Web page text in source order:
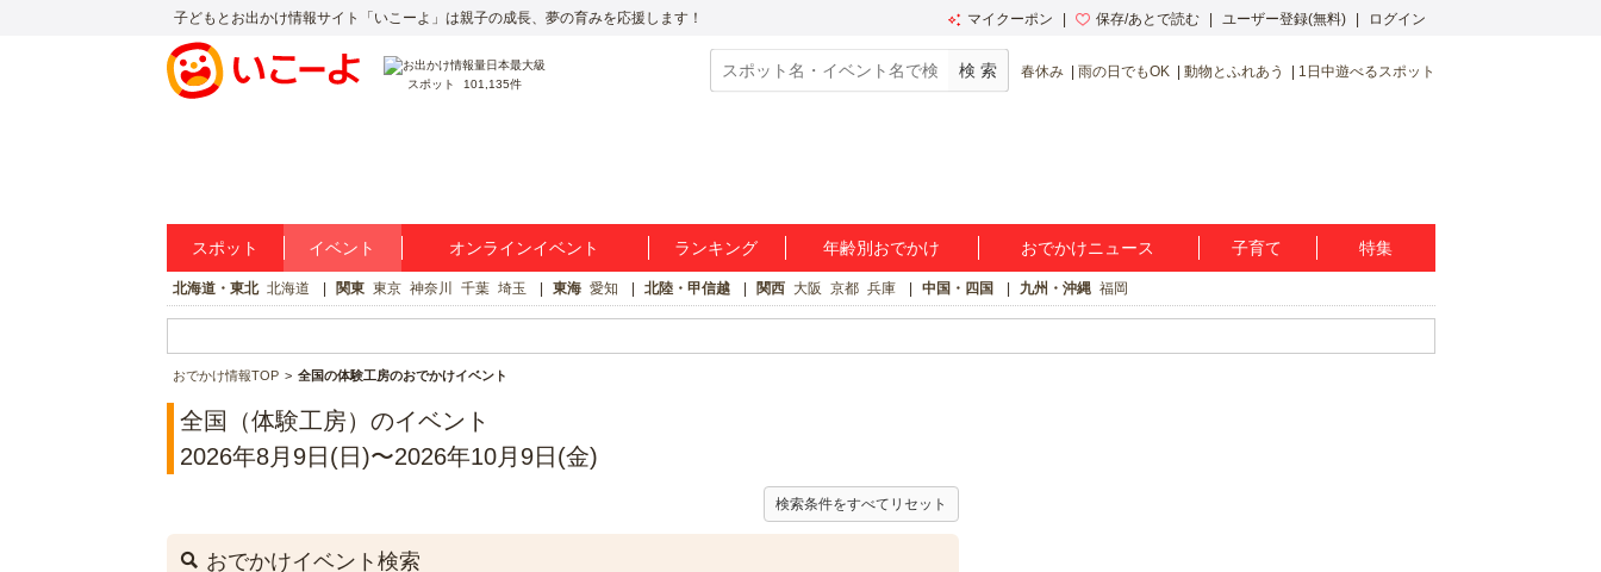
子どもとお出かけ情報サイト「いこーよ」は親子の成長、夢の育みを応援します！ マイクーポン 保存/あとで読む ユーザー登録(無料) ログイン
スポット 101,135件
春休み 雨の日でもOK 動物とふれあう 1日中遊べるスポット
スポット イベント オンラインイベント ランキング 年齢別おでかけ おでかけニュース 子育て 特集
北海道・東北 北海道 関東 東京 神奈川 千葉 埼玉 東海 愛知 北陸・甲信越 関西 大阪 京都 兵庫 中国・四国 九州・沖縄 福岡
おでかけ情報TOP 全国の体験工房のおでかけイベント
全国（体験工房）のイベント
2026年8月9日(日)〜2026年10月9日(金)
検索条件をすべてリセット
おでかけイベント検索